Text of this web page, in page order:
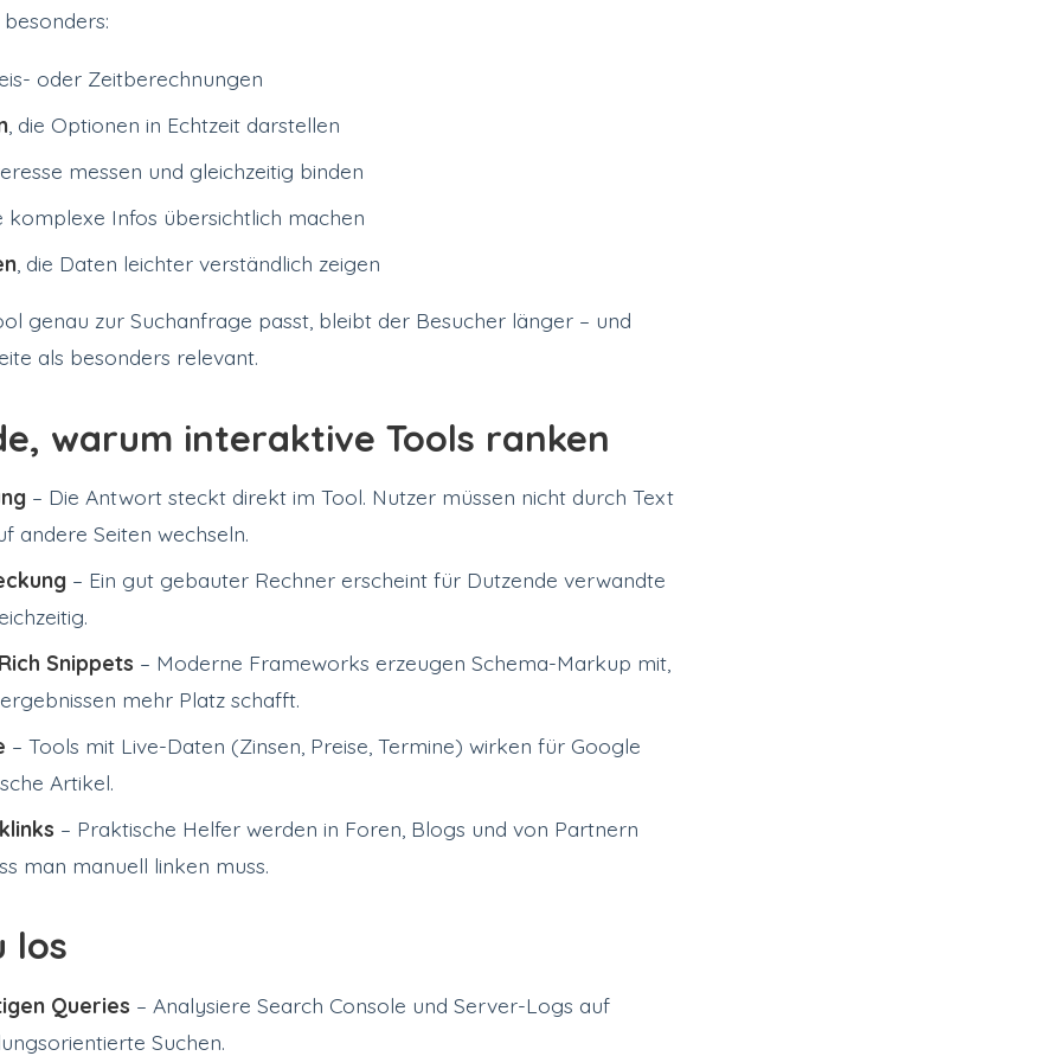
oder Zeitberechnungen
, die Optionen in Echtzeit darstellen
messen und gleichzeitig binden
komplexe Infos übersichtlich machen
, die Daten leichter verständlich zeigen
genau zur Suchanfrage passt, bleibt der Besucher länger – und
als besonders relevant.
warum interaktive Tools ranken
– Die Antwort steckt direkt im Tool. Nutzer müssen nicht durch Text
andere Seiten wechseln.
– Ein gut gebauter Rechner erscheint für Dutzende verwandte
Snippets – Moderne Frameworks erzeugen Schema-Markup mit,
mehr Platz schafft.
– Tools mit Live-Daten (Zinsen, Preise, Termine) wirken für Google
Artikel.
– Praktische Helfer werden in Foren, Blogs und von Partnern
man manuell linken muss.
los
Queries – Analysiere Search Console und Server-Logs auf
Suchen.